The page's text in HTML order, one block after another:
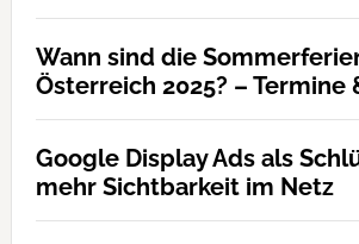
Wann sind die
Österreich 2025? – Termine
Google Display Ads als
mehr Sichtbarkeit im Netz